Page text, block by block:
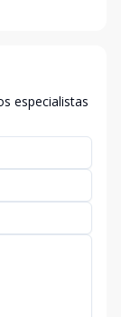
especialistas